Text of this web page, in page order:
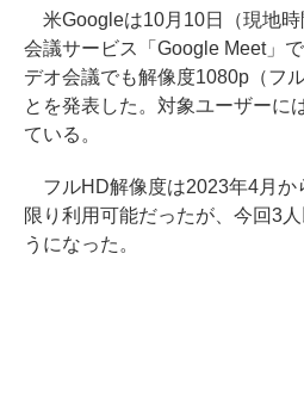
米Googleは10月10日（現地時
会議サービス「Google Meet」
デオ会議でも解像度1080p（フ
とを発表した。対象ユーザーに
ている。
フルHD解像度は2023年4月か
限り利用可能だったが、今回3
うになった。